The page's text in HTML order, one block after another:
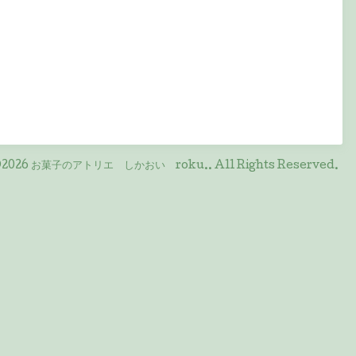
お菓子のアトリエ しかおい roku.. All Rights Reserved.